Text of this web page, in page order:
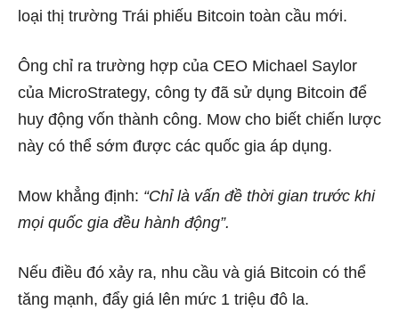
loại thị trường Trái phiếu Bitcoin toàn cầu mới.
Ông chỉ ra trường hợp của CEO Michael Saylor
của MicroStrategy, công ty đã sử dụng Bitcoin để
huy động vốn thành công. Mow cho biết chiến lược
này có thể sớm được các quốc gia áp dụng.
Mow khẳng định: “Chỉ là vấn đề thời gian trước khi
mọi quốc gia đều hành động”.
Nếu điều đó xảy ra, nhu cầu và giá Bitcoin có thể
tăng mạnh, đẩy giá lên mức 1 triệu đô la.